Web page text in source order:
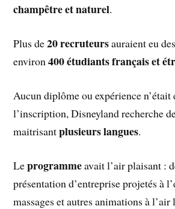
champêtre et naturel.
Plus de20 recruteursauraient eu
environ400 étudiants français et
Aucun diplôme ou expérience n’était
l’inscription, Disneyland recherche
maitrisantplusieurs langues.
Leprogrammeavait l’air plaisant :
présentation d’entreprise projetés à
massages et autres animations à l’air